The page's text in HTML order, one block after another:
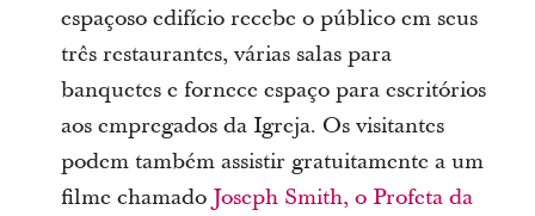
espaçoso edifício recebe o público em seus
três restaurantes, várias salas para
banquetes e fornece espaço para escritórios
aos empregados da Igreja. Os visitantes
podem também assistir gratuitamente a um
filme chamado Joseph Smith, o Profeta da